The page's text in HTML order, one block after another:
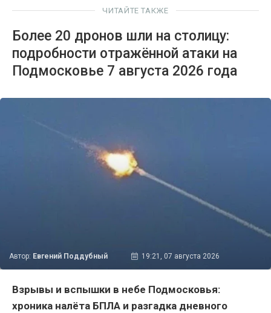
ЧИТАЙТЕ ТАКЖЕ
Более 20 дронов шли на столицу:
подробности отражённой атаки на
Подмосковье 7 августа 2026 года
Автор: Евгений Поддубный 19:21, 07 августа 2026
Взрывы и вспышки в небе Подмосковья:
хроника налёта БПЛА и разгадка дневного